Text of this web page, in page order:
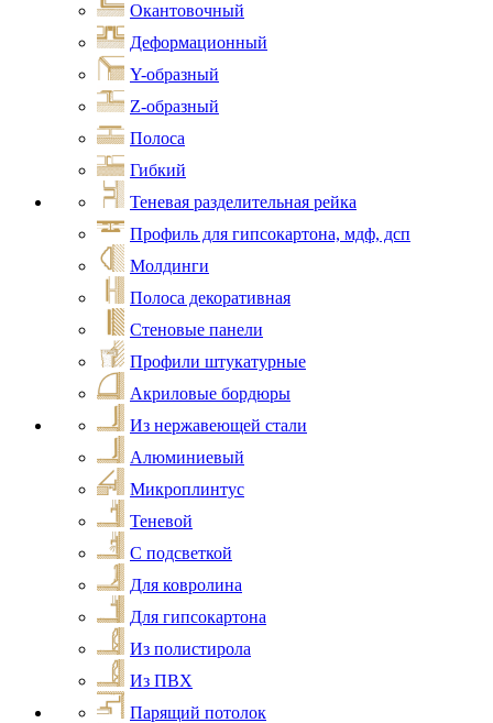
Окантовочный
Деформационный
Y-образный
Z-образный
Полоса
Гибкий
Теневая разделительная рейка
Профиль для гипсокартона, мдф, дсп
Молдинги
Полоса декоративная
Стеновые панели
Профили штукатурные
Акриловые бордюры
Из нержавеющей стали
Алюминиевый
Микроплинтус
Теневой
С подсветкой
Для ковролина
Для гипсокартона
Из полистирола
Из ПВХ
Парящий потолок